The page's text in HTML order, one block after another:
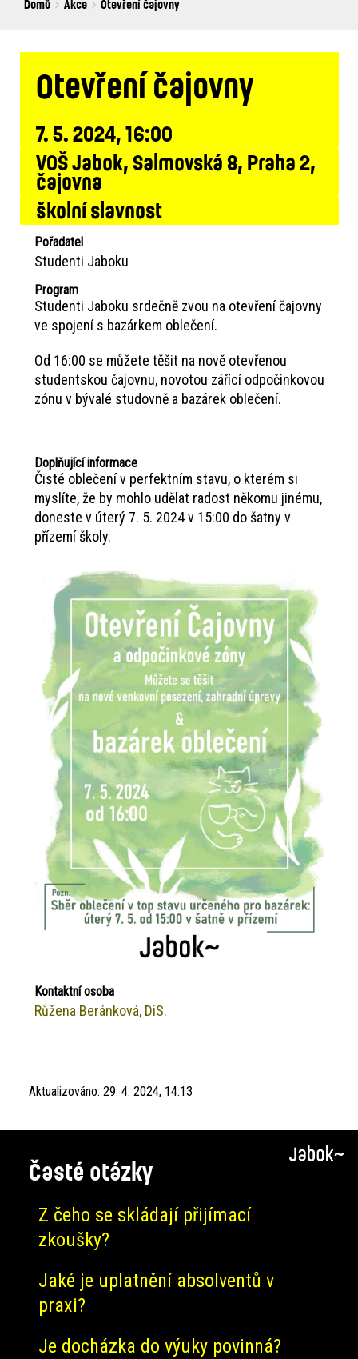
Breadcrumbs
You
Domů Akce Otevření čajovny
Otevření čajovny
7. 5. 2024, 16:00
VOŠ Jabok, Salmovská 8, Praha 2
čajovna
školní slavnost
Pořadatel
Studenti Jaboku
Program
Studenti Jaboku srdečně zvou na otevření čajovny
ve spojení s bazárkem oblečení.
Od 16:00 se můžete těšit na nově otevřenou
studentskou čajovnu, novotou zářící odpočinkovou
zónu v bývalé studovně a bazárek oblečení.
Doplňující informace
Čisté oblečení v perfektním stavu, o kterém si
myslíte, že by mohlo udělat radost někomu jinému,
doneste v úterý 7. 5. 2024 v 15:00 do šatny v
přízemí školy.
Kontaktní osoba
Růžena Beránková, DiS.
Aktualizováno: 29. 4. 2024, 14:13
Časté otázky
Z čeho se skládají přijímací
zkoušky?
Jaké je uplatnění absolventů v
praxi?
Je docházka do výuky povinná?